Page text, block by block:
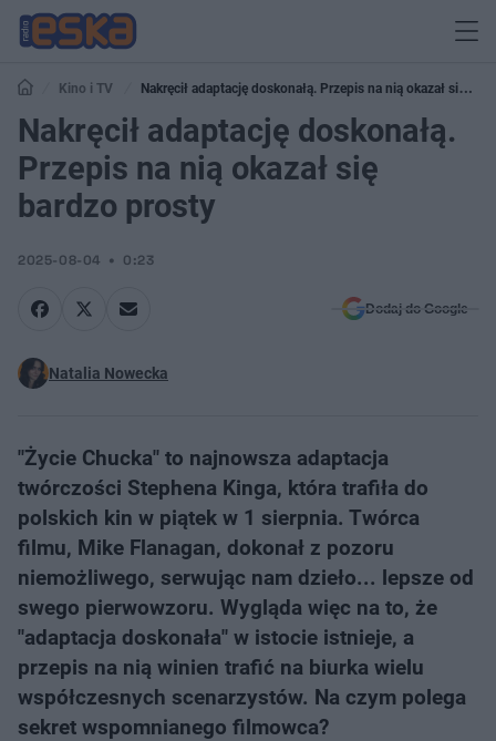
Kino i TV
Nakręcił adaptację doskonałą. Przepis na nią okazał się
bardzo prosty
Nakręcił adaptację doskonałą.
Przepis na nią okazał się
bardzo prosty
2025-08-04 0:23
Dodaj do Google
Natalia Nowecka
"Życie Chucka" to najnowsza adaptacja
twórczości Stephena Kinga, która trafiła do
polskich kin w piątek w 1 sierpnia. Twórca
filmu, Mike Flanagan, dokonał z pozoru
niemożliwego, serwując nam dzieło... lepsze od
swego pierwowzoru. Wygląda więc na to, że
"adaptacja doskonała" w istocie istnieje, a
przepis na nią winien trafić na biurka wielu
współczesnych scenarzystów. Na czym polega
sekret wspomnianego filmowca?